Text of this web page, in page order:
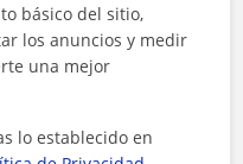
básico del sitio,
los anuncios y medir
una mejor
lo establecido en